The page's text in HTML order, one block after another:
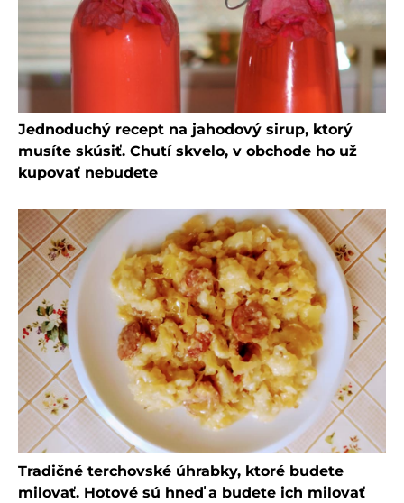
Jednoduchý recept na jahodový sirup, ktorý
musíte skúsiť. Chutí skvelo, v obchode ho už
kupovať nebudete
Tradičné terchovské úhrabky, ktoré budete
milovať. Hotové sú hneď a budete ich milovať